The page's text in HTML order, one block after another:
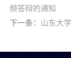
频答辩的通知
下一条： 山东大